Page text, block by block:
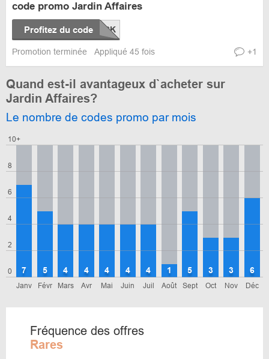
code promo Jardin Affaires
Profitez du code
Promotion terminée Appliqué 45 fois +1
Quand est-il avantageux d`acheter sur
Jardin Affaires?
Le nombre de codes promo par mois
0
2
4
6
8
10+
Janv
7
Févr
5
Mars
4
Avr
4
Mai
4
Juin
4
Juil
4
Août
1
Sept
5
Oct
3
Nov
3
Déc
6
Fréquence des offres
Rares